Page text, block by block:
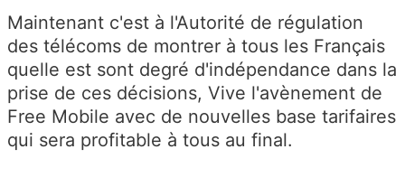
Maintenant c'est à l'Autorité de régulation
des télécoms de montrer à tous les Français
quelle est sont degré d'indépendance dans la
prise de ces décisions, Vive l'avènement de
Free Mobile avec de nouvelles base tarifaires
qui sera profitable à tous au final.